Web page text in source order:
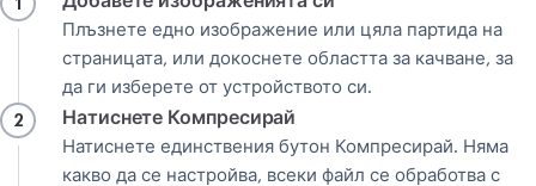
1
Плъзнете едно изображение или цяла партида на
страницата, или докоснете областта за качване, за
да ги изберете от устройството си.
2 Натиснете Компресирай
Натиснете единствения бутон Компресирай. Няма
какво да се настройва, всеки файл се обработва с